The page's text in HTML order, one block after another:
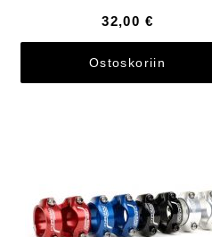
32,00 €
Ostoskoriin